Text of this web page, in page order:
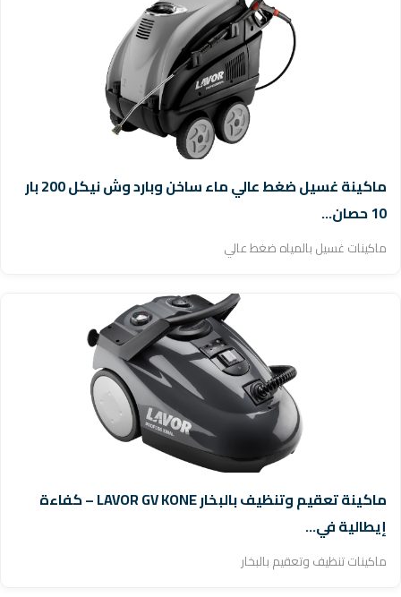
ماكينة غسيل ضغط عالي ماء ساخن وبارد وش نيكل 200 بار
10 حصان...
ماكينات غسيل بالمياه ضغط عالي
ماكينة تعقيم وتنظيف بالبخار LAVOR GV KONE – كفاءة
إيطالية في...
ماكينات تنظيف وتعقيم بالبخار